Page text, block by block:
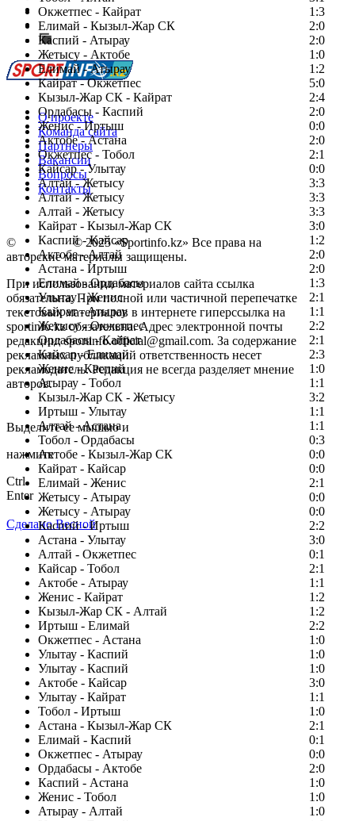
Окжетпес - Кайрат
1:3
Елимай - Кызыл-Жар СК
2:0
Каспий - Атырау
2:0
Жетысу - Актобе
1:0
Елимай - Атырау
1:2
Кайрат - Окжетпес
5:0
Кызыл-Жар СК - Кайрат
2:4
Ордабасы - Каспий
2:0
Женис - Иртыш
0:0
Актобе - Астана
2:0
Окжетпес - Тобол
2:1
Кайсар - Улытау
0:0
Алтай - Жетысу
3:3
Алтай - Жетысу
3:3
Алтай - Жетысу
3:3
Кайрат - Кызыл-Жар СК
3:0
Каспий - Кайсар
1:2
Актобе - Алтай
2:0
Астана - Иртыш
2:0
Елимай - Ордабасы
1:3
Улытау - Женис
2:1
Кайрат - Атырау
1:1
Жетысу - Окжетпес
2:2
Ордабасы - Кайрат
2:1
Кайсар - Елимай
2:3
Женис - Каспий
1:0
Атырау - Тобол
1:1
Кызыл-Жар СК - Жетысу
3:2
Иртыш - Улытау
1:1
Алтай - Астана
1:1
Тобол - Ордабасы
0:3
Актобе - Кызыл-Жар СК
0:0
Кайрат - Кайсар
0:0
Елимай - Женис
2:1
Жетысу - Атырау
0:0
Жетысу - Атырау
0:0
Каспий - Иртыш
2:2
Астана - Улытау
3:0
Алтай - Окжетпес
0:1
Кайсар - Тобол
2:1
Актобе - Атырау
1:1
Женис - Кайрат
1:2
Кызыл-Жар СК - Алтай
1:2
Иртыш - Елимай
2:2
Окжетпес - Астана
1:0
Улытау - Каспий
1:0
Улытау - Каспий
1:0
Актобе - Кайсар
3:0
Улытау - Кайрат
1:1
Тобол - Иртыш
1:0
Астана - Кызыл-Жар СК
2:1
Елимай - Каспий
0:1
Окжетпес - Атырау
0:0
Ордабасы - Актобе
2:0
Каспий - Астана
1:0
Женис - Тобол
1:0
Атырау - Алтай
1:0
Есть идея?
Сообщить о мероприятии
Перейти на старый сайт
О проекте
Команда сайта
Партнеры
Вакансии
Вопросы
Контакты
© Copyright© 2025 «Sportinfo.kz» Все права на
авторские материалы защищены.
При использовании материалов сайта ссылка
обязательна. При полной или частичной перепечатке
текстовых материалов в интернете гиперссылка на
sportinfo.kz обязательна. Адрес электронной почты
редакции: sportinfo.official@gmail.com. За содержание
рекламных публикаций ответственность несет
рекламодатель. Редакция не всегда разделяет мнение
авторов.
Заметили ошибку в тексте?
Выделите ее мышью и
нажмите
Ctrl
Enter
Сделано Весной